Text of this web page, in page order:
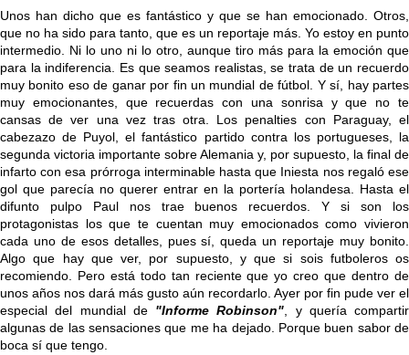
Unos han dicho que es fantástico y que se han emocionado. Otros,
que no ha sido para tanto, que es un reportaje más. Yo estoy en punto
intermedio. Ni lo uno ni lo otro, aunque tiro más para la emoción que
para la indiferencia. Es que seamos realistas, se trata de un recuerdo
muy bonito eso de ganar por fin un mundial de fútbol. Y sí, hay partes
muy emocionantes, que recuerdas con una sonrisa y que no te
cansas de ver una vez tras otra. Los penalties con Paraguay, el
cabezazo de Puyol, el fantástico partido contra los portugueses, la
segunda victoria importante sobre Alemania y, por supuesto, la final de
infarto con esa prórroga interminable hasta que Iniesta nos regaló ese
gol que parecía no querer entrar en la portería holandesa. Hasta el
difunto pulpo Paul nos trae buenos recuerdos. Y si son los
protagonistas los que te cuentan muy emocionados como vivieron
cada uno de esos detalles, pues sí, queda un reportaje muy bonito.
Algo que hay que ver, por supuesto, y que si sois futboleros os
recomiendo. Pero está todo tan reciente que yo creo que dentro de
unos años nos dará más gusto aún recordarlo. Ayer por fin pude ver el
especial del mundial de "Informe Robinson" , y quería compartir
algunas de las sensaciones que me ha dejado. Porque buen sabor de
boca sí que tengo.